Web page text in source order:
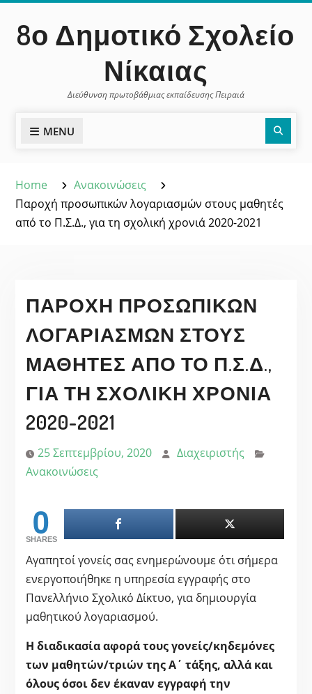
content
8ο Δημοτικό Σχολείο
Νίκαιας
Διεύθυνση πρωτοβάθμιας εκπαίδευσης Πειραιά
MENU
Home
Ανακοινώσεις
Παροχή προσωπικών λογαριασμών στους μαθητές
από το Π.Σ.Δ., για τη σχολική χρονιά 2020-2021
ΠΑΡΟΧΉ ΠΡΟΣΩΠΙΚΏΝ
ΛΟΓΑΡΙΑΣΜΏΝ ΣΤΟΥΣ
ΜΑΘΗΤΈΣ ΑΠΌ ΤΟ Π.Σ.Δ.,
ΓΙΑ ΤΗ ΣΧΟΛΙΚΉ ΧΡΟΝΙΆ
2020-2021
25 Σεπτεμβρίου, 2020
Διαχειριστής
Ανακοινώσεις
0
SHARES
Αγαπητοί γονείς σας ενημερώνουμε ότι σήμερα
ενεργοποιήθηκε η υπηρεσία εγγραφής στο
Πανελλήνιο Σχολικό Δίκτυο, για δημιουργία
μαθητικού λογαριασμού.
Η διαδικασία αφορά τους γονείς/κηδεμόνες
των μαθητών/τριών της Α΄ τάξης, αλλά και
όλους όσοι δεν έκαναν εγγραφή την